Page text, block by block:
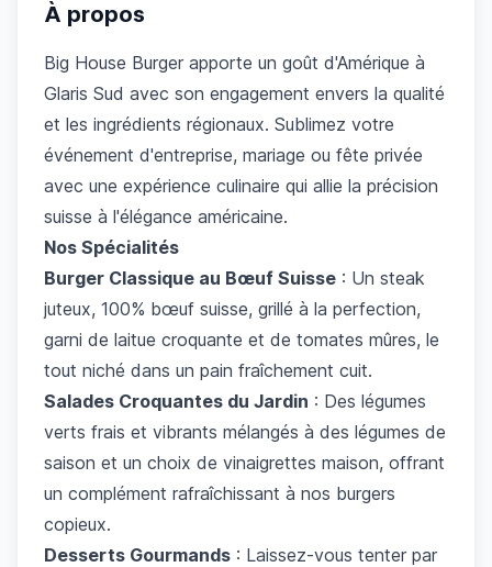
À propos
Big House Burger apporte un goût d'Amérique à
Glaris Sud avec son engagement envers la qualité
et les ingrédients régionaux. Sublimez votre
événement d'entreprise, mariage ou fête privée
avec une expérience culinaire qui allie la précision
suisse à l'élégance américaine.
Nos Spécialités
Burger Classique au Bœuf Suisse : Un steak
juteux, 100% bœuf suisse, grillé à la perfection,
garni de laitue croquante et de tomates mûres, le
tout niché dans un pain fraîchement cuit.
Salades Croquantes du Jardin : Des légumes
verts frais et vibrants mélangés à des légumes de
saison et un choix de vinaigrettes maison, offrant
un complément rafraîchissant à nos burgers
copieux.
Desserts Gourmands : Laissez-vous tenter par